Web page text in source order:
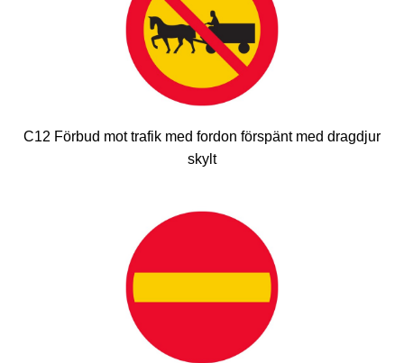
C12 Förbud mot trafik med fordon förspänt med dragdjur
skylt